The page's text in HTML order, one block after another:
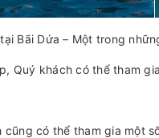
Bãi Dứa – Một trong
Quý khách có thể tham
cũng có thể tham gia một